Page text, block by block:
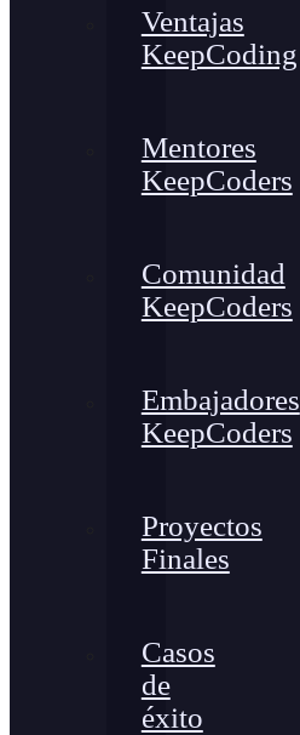
Ventajas
KeepCoding
Mentores
KeepCoders
Comunidad
KeepCoders
Embajadores
KeepCoders
Proyectos
Finales
Casos
de
éxito